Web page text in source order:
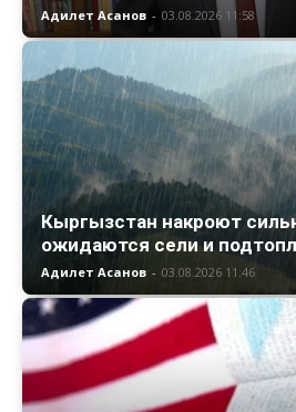
Адилет Асанов - 03.08.2026 11:58
Кыргызстан накроют
ожидаются сели и
Адилет Асанов - 03.08.2026 11:46